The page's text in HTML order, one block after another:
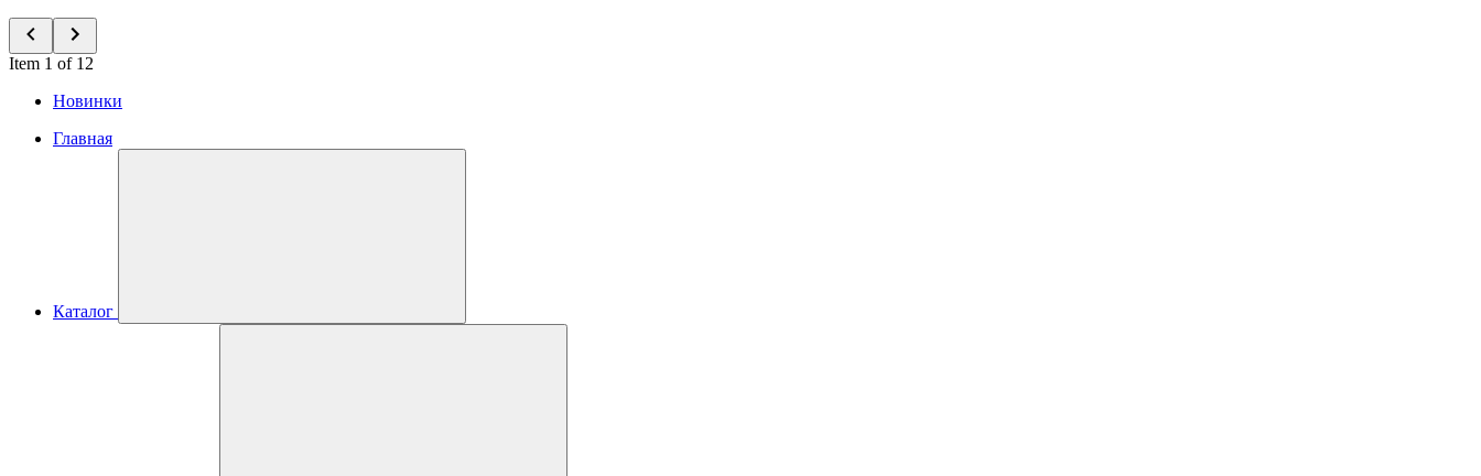
Item 1 of 12
Новинки
Главная
Каталог